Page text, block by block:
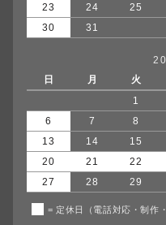
23
24 25
30
31
日
月 火
1
6
7 8
13
14 15
20
21 22
27
28 29
= 定休日（電話対応・制作